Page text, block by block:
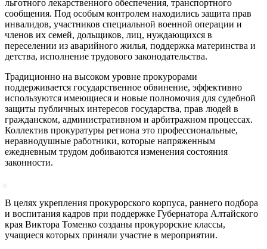
льготного лекарственного обеспечения, транспортного
сообщения. Под особым контролем находились защита прав
инвалидов, участников специальной военной операции и
членов их семей, дольщиков, лиц, нуждающихся в
переселении из аварийного жилья, поддержка материнства и
детства, исполнение трудового законодательства.
Традиционно на высоком уровне прокурорами
поддерживается государственное обвинение, эффективно
используются имеющиеся и новые полномочия для судебной
защиты публичных интересов государства, прав людей в
гражданском, административном и арбитражном процессах.
Коллектив прокуратуры региона это профессиональные,
неравнодушные работники, которые напряженным
ежедневным трудом добиваются изменения состояния
законности.
В целях укрепления прокурорского корпуса, раннего подбора
и воспитания кадров при поддержке Губернатора Алтайского
края Виктора Томенко созданы прокурорские классы,
учащиеся которых приняли участие в мероприятии.